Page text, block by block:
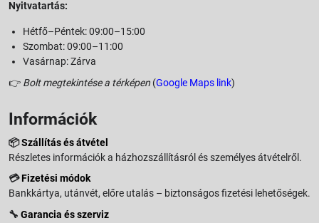
Nyitvatartás:
Hétfő–Péntek: 09:00–15:00
Szombat: 09:00–11:00
Vasárnap: Zárva
👉 Bolt megtekintése a térképen (Google Maps link)
Információk
📦Szállítás és átvétel
Részletes információk a házhozszállításról és személyes átvételről.
💳Fizetési módok
Bankkártya, utánvét, előre utalás – biztonságos fizetési lehetőségek.
🔧 Garancia és szerviz